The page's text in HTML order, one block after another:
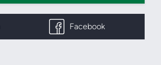
Facebook